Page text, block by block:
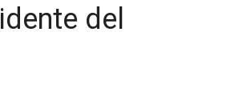
del